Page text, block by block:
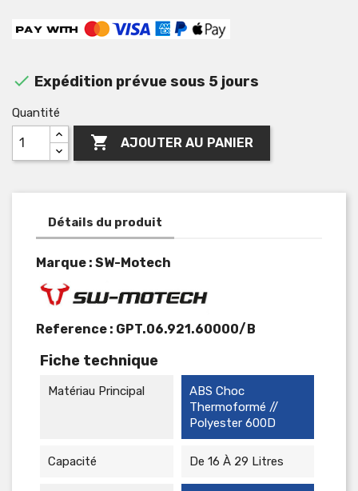
 Expédition prévue sous 5 jours
Quantité
 AJOUTER AU PANIER
Détails du produit
Marque : SW-Motech
Reference : GPT.06.921.60000/B
Fiche technique
Matériau Principal
ABS Choc
Thermoformé //
Polyester 600D
Capacité De 16 À 29 Litres